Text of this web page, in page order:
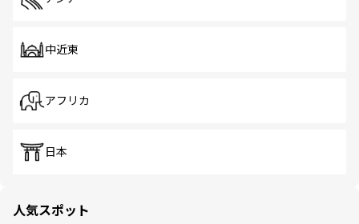
中近東
アフリカ
日本
人気スポット